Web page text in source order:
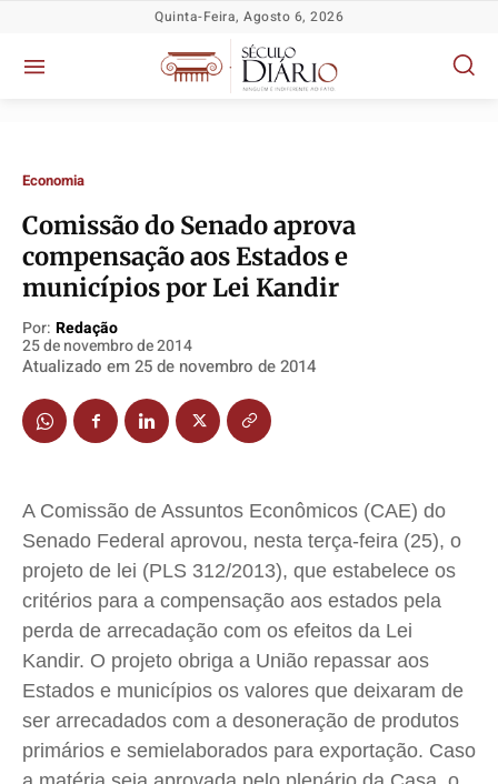
Política
Socioeconômicas
TV Século
Justiça
Educação
Segurança
Saúde
Cidades
Direitos
Economia
Cultura
Caetano Roque
Gustavo Bastos
Política
Socioeconômicas
TV Século
Justiça
Educação
Segurança
Saúde
Cidades
Direitos
Economia
Cultura
Caetano Roque
Gustavo Bastos
Política
Socioeconômicas
TV Século
Justiça
Educação
Segurança
Saúde
Cidades
Direitos
Economia
Cultura
Caetano Roque
Gustavo Bastos
Política
Socioeconômicas
TV Século
Justiça
Educação
Segurança
Saúde
Cidades
Direitos
Economia
Cultura
Caetano Roque
Gustavo Bastos
Quinta-Feira, Agosto 6, 2026
Economia
Comissão do Senado aprova
compensação aos Estados e
municípios por Lei Kandir
Por: Redação
25 de novembro de 2014
Atualizado em 25 de novembro de 2014
A Comissão de Assuntos Econômicos (CAE) do
Senado Federal aprovou, nesta terça-feira (25), o
projeto de lei (PLS 312/2013), que estabelece os
critérios para a compensação aos estados pela
perda de arrecadação com os efeitos da Lei
Kandir. O projeto obriga a União repassar aos
Estados e municípios os valores que deixaram de
ser arrecadados com a desoneração de produtos
primários e semielaborados para exportação. Caso